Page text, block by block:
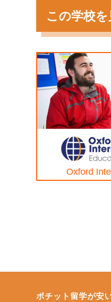
この学校
Oxford
ポチット留学が安